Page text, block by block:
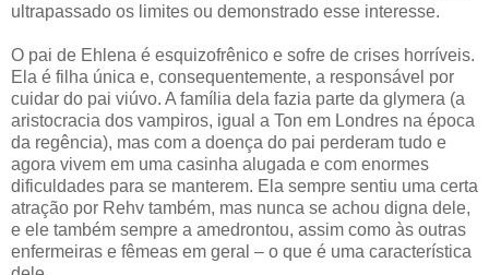
ultrapassado os limites ou demonstrado esse interesse.
O pai de Ehlena é esquizofrênico e sofre de crises horríveis.
Ela é filha única e, consequentemente, a responsável por
cuidar do pai viúvo. A família dela fazia parte da glymera (a
aristocracia dos vampiros, igual a Ton em Londres na época
da regência), mas com a doença do pai perderam tudo e
agora vivem em uma casinha alugada e com enormes
dificuldades para se manterem. Ela sempre sentiu uma certa
atração por Rehv também, mas nunca se achou digna dele,
e ele também sempre a amedrontou, assim como às outras
enfermeiras e fêmeas em geral – o que é uma característica